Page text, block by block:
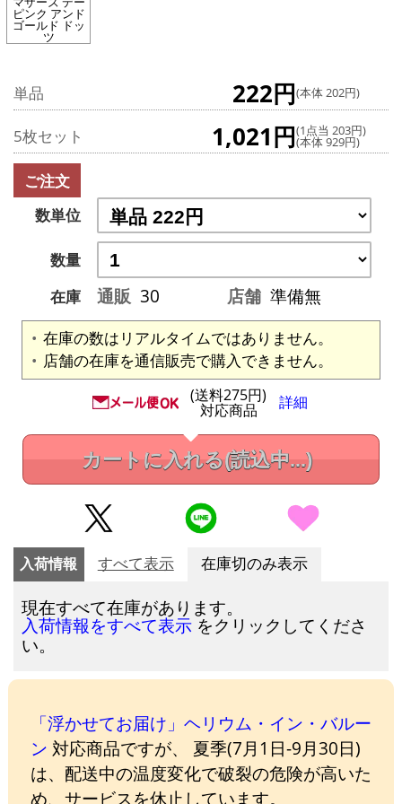
ピンク アンド
ゴールド ドッ
ツ
単品 222円(本体 202円)
5枚セット 1,021円(1点当 203円)
(本体 929円)
ご注文
数単位
数量
在庫
通販 30 店舗 準備無
在庫の数はリアルタイムではありません。
店舗の在庫を通信販売で購入できません。
(送料275円)
対応商品 詳細
カートに入れる(読込中...)
入荷情報 すべて表示 在庫切のみ表示
現在すべて在庫があります。
入荷情報をすべて表示 をクリックしてくださ
い。
「浮かせてお届け」ヘリウム・イン・バルー
ン 対応商品ですが、 夏季(7月1日-9月30日)
は、配送中の温度変化で破裂の危険が高いた
め、サービスを休止しています。